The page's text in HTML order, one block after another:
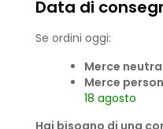
Data di
Se ordini oggi:
Merce neutra
Merce
18 agosto
Hai bisogno di una